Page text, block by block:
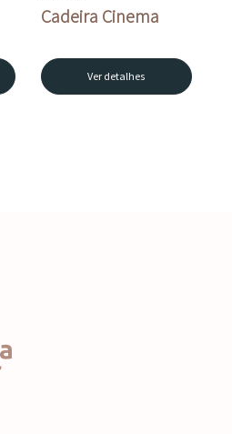
Cadeira Cinema
Ver detalhes